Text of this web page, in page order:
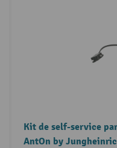
Kit de self-service
AntOn by